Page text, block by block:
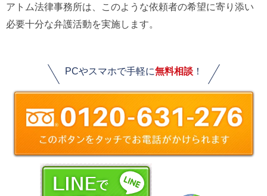
アトム法律事務所は、このような依頼者の希望に寄り添い
必要十分な弁護活動を実施します。
PCやスマホで手軽に無料相談！